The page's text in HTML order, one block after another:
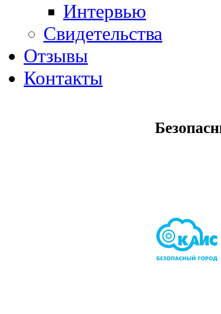
Интервью
Свидетельства
Отзывы
Контакты